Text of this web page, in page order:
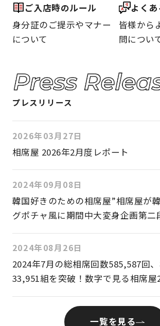
ご入店時のルール
身分証のご提示やマナー
について
よく
皆様から
問につい
プレスリリース
2026年03月27日
相席屋 2026年2月度レポート
2024年09月08日
韓国好きのための相席屋”相席屋が
グポチャ風に期間中大変身企画第
月9日(月)より各店舗にてイベントス
2024年08月26日
2024年7⽉の総相席回数585,587回
33,951組を突破！数字で⾒る相席屋
一覧を見る